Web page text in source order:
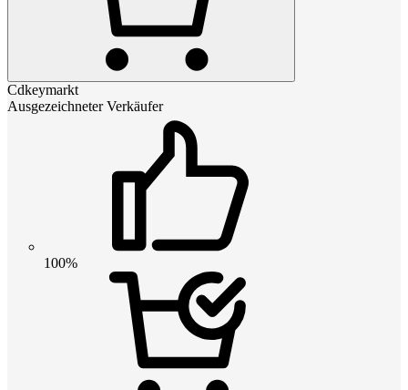
Cdkeymarkt
Ausgezeichneter Verkäufer
100%